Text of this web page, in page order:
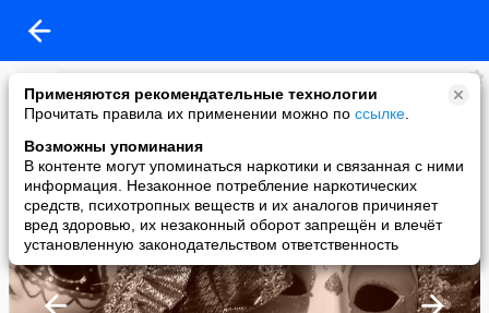
Применяются рекомендательные технологии
Прочитать правила их применении можно по ссылке
Возможны упоминания
В контенте могут упоминаться наркотики и связанная с ними
информация. Незаконное потребление наркотических
средств, психотропных веществ и их аналогов причиняет
вред здоровью, их незаконный оборот запрещён и влечёт
установленную законодательством ответственность
Милая...Нежная
added a photo
04 Jan в 17:02